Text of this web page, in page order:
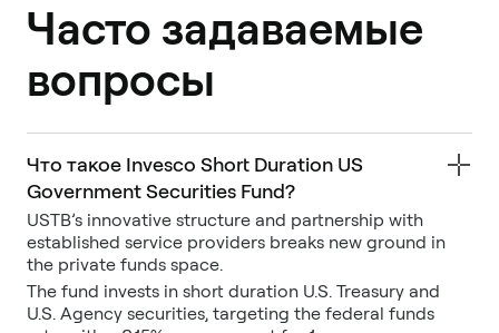
Часто задаваемые
вопросы
Что такое Invesco Short Duration US
Government Securities Fund?
USTB’s innovative structure and partnership with
established service providers breaks new ground in
the private funds space.
The fund invests in short duration U.S. Treasury and
U.S. Agency securities, targeting the federal funds